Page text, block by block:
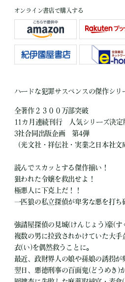
オンライン書店で購入する
ハードな犯罪サスペンスの傑作シリ
全著作２３００万部突破
11カ月連続刊行 人気シリーズ決定
3社合同出版企画 第4弾
（光文社・祥伝社・実業之日本社文
読んでスカッとする傑作揃い！
狙われた令嬢を救出せよ！
極悪人に下克上だ！！
一匹狼の私立探偵が卑劣な悪を打ち
強請屋探偵の見城(けんじょう)豪(す
複数の男に拉致されかけていた大
衣(い)を偶然救うことに。
最近、政財界人の娘や孫娘の誘拐が
翌日、悪徳刑事の百面鬼(どうめき)か